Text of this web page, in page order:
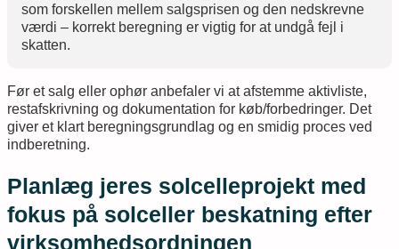
som forskellen mellem salgsprisen og den nedskrevne
værdi – korrekt beregning er vigtig for at undgå fejl i
skatten.
Før et salg eller ophør anbefaler vi at afstemme aktivliste,
restafskrivning og dokumentation for køb/forbedringer. Det
giver et klart beregningsgrundlag og en smidig proces ved
indberetning.
Planlæg jeres solcelleprojekt med
fokus på solceller beskatning efter
virksomhedsordningen